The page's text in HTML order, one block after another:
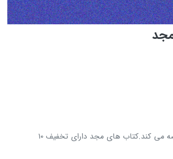
کتابفروشی مجد علاوه بر آثار مجد، کتاب های ناشران دیگر را عرضه می کند.کتاب های مجد دارای تخفیف ۱۰